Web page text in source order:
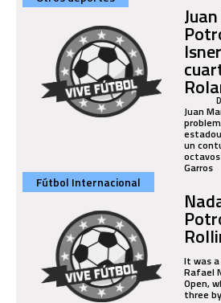
Juan
un
Garros
Fútbol Internacional
It was
Rafael
Open,
three